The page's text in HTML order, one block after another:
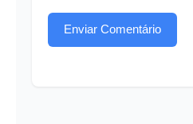
Enviar Comentário